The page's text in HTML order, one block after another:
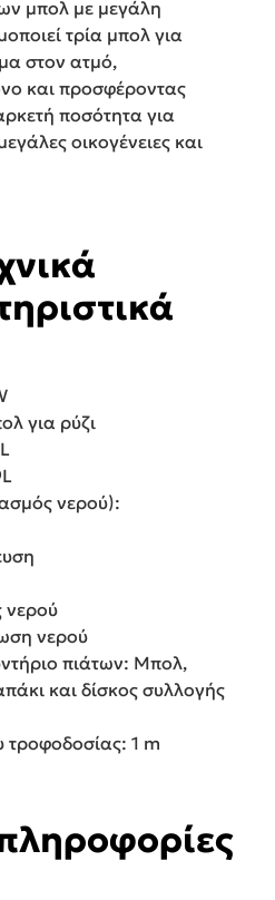
μπολ με μεγάλη
τρία μπολ για
στον ατμό,
και προσφέροντας
ποσότητα για
οικογένειες και
για ρύζι
νερού):
νερού
νερού
πιάτων: Μπολ,
και δίσκος συλλογής
1 m